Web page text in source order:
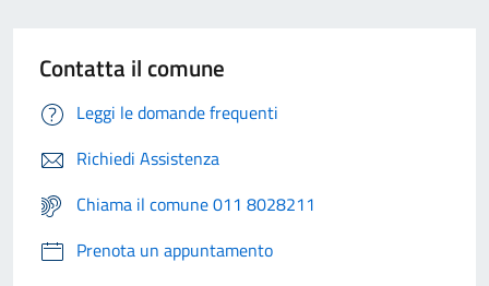
Contatta il comune
Leggi le domande frequenti
Richiedi Assistenza
Chiama il comune 011 8028211
Prenota un appuntamento